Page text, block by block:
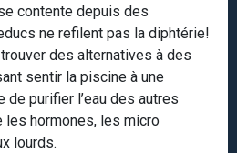
contente depuis des
ne refilent pas la diphtérie!
trouver des alternatives à des
sentir la piscine à une
de purifier l’eau des autres
les hormones, les micro
lourds.